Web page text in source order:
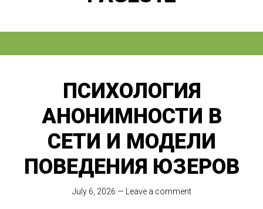
ПСИХОЛОГИЯ
АНОНИМНОСТИ В
СЕТИ И МОДЕЛИ
ПОВЕДЕНИЯ ЮЗЕРОВ
July 6, 2026 — Leave a comment